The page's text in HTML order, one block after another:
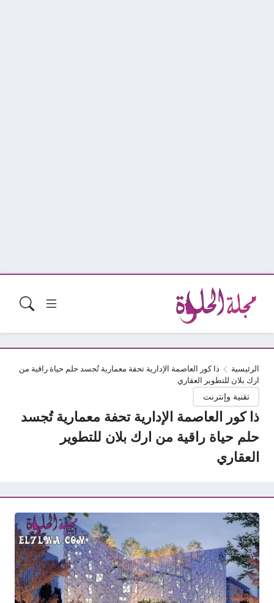
الرئيسية
ذا كور العاصمة الإدارية تحفة معمارية تُجسد حلم حياة راقية من
ارك بلان للتطوير العقاري
تقنية وإنترنت
ذا كور العاصمة الإدارية تحفة معمارية تُجسد
حلم حياة راقية من ارك بلان للتطوير
العقاري